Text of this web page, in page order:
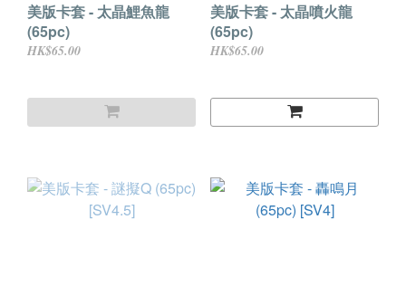
美版卡套 - 太晶鯉魚龍
(65pc)
HK$65.00
美版卡套 - 太晶噴火龍
(65pc)
HK$65.00